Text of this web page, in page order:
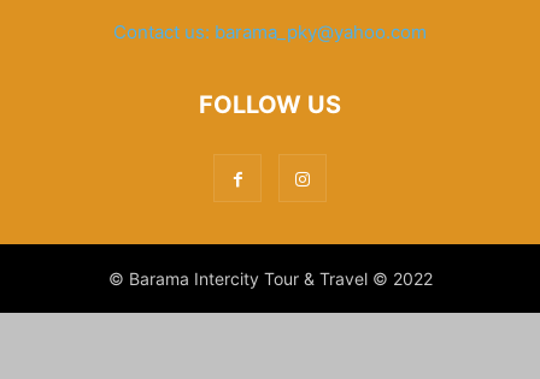
Contact us: barama_pky@yahoo.com
FOLLOW US
© Barama Intercity Tour & Travel © 2022